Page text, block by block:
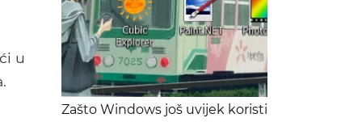
u
Zašto Windows još uvijek koristi